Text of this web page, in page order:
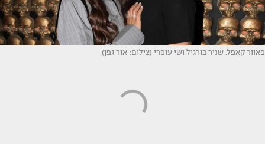
פאוור קאפל. שניר בורגיל ושי עופרי (צילום: אור גפן)